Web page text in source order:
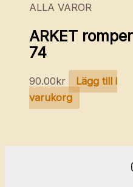
ALLA VAROR
ARKET romper
74
90.00kr
Lägg till i
varukorg